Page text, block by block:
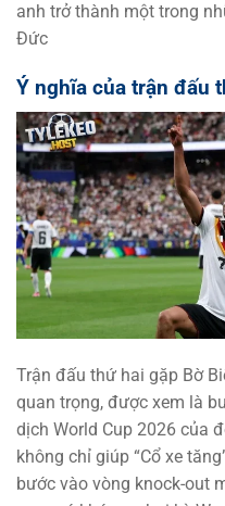
anh trở thành một trong
Đức
Ý nghĩa của trận đấu
Trận đấu thứ hai gặp Bờ
quan trọng, được xem là
dịch World Cup 2026 của
không chỉ giúp “Cổ xe
bước vào vòng knock-out